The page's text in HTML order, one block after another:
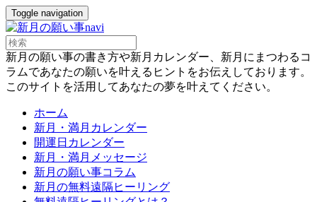
Toggle navigation
新月の願い事の書き方や新月カレンダー、新月にまつわるコ
ラムであなたの願いを叶えるヒントをお伝えしております。
このサイトを活用してあなたの夢を叶えてください。
ホーム
新月・満月カレンダー
開運日カレンダー
新月・満月メッセージ
新月の願い事コラム
新月の無料遠隔ヒーリング